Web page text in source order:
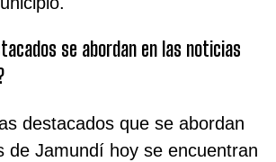
se abordan en las noticias
destacados que se abordan
de Jamundí hoy se encuentran